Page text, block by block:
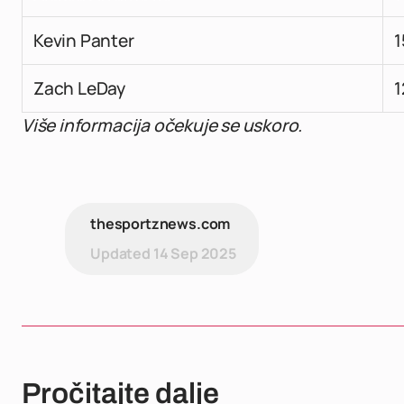
Kevin Panter
Zach LeDay
Više informacija očekuje se uskoro.
thesportznews.com
Updated 14 Sep 2025
Pročitajte dalje